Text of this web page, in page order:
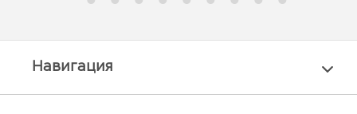
Навигация